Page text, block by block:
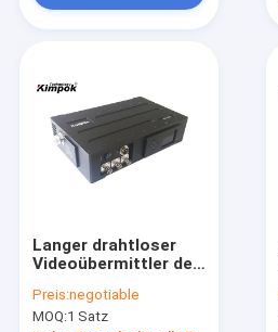
Langer drahtloser
Videoübermittler der
für mobiles Fahrzeug
Preis:negotiable
MOQ:1 Satz